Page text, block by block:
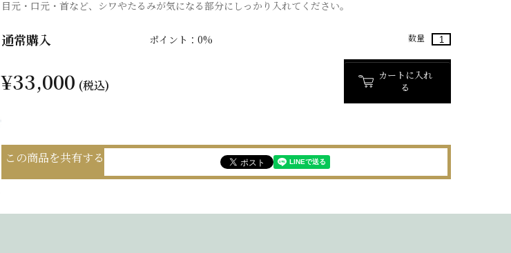
目元・口元・首など、シワやたるみが気になる部分にしっかり入れてください。
通常購入 ポイント：0% 数量
¥33,000 (税込)
カートに入れ
る
この商品を共有する